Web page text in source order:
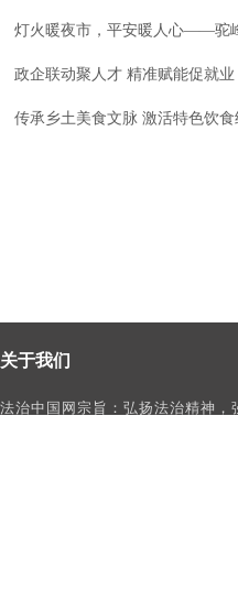
灯火暖夜市，平安暖人心——驼
政企联动聚人才 精准赋能促就业
传承乡土美食文脉 激活特色饮食
关于我们
法治中国网宗旨：弘扬法治精神，